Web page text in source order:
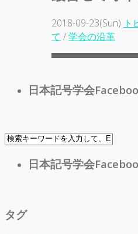
2018-09-23(Sun) ト
て /学会の沿革
日本記号学会
日本記号学会
タグ